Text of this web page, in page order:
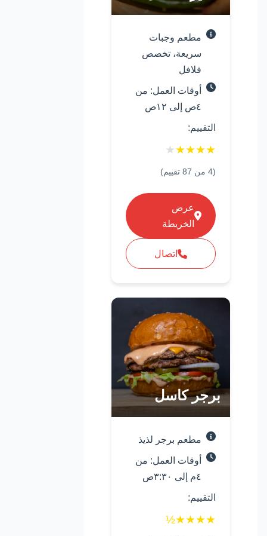
مطعم وجبات
سريعة، تخصص
فلافل
أوقات العمل: من
٤ص إلى ١٢ص
التقييم:
★
★
★
★
★
(
4 من 87 تقييم)
عرض
الخريطة
اتصال
برجر كاسل
مطعم برجر لذيذ
أوقات العمل: من
٤م إلى ٣:٣٠ص
التقييم:
★
★
★
★
½